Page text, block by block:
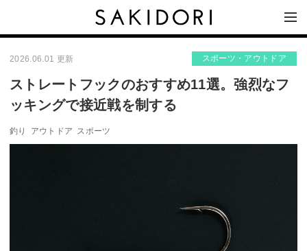
2026.06.01 更新 スポーツ・アウトドア
ストレートフックのおすすめ11選。強烈なフ
ッキングで接近戦を制する
釣り アウトドア スポーツ